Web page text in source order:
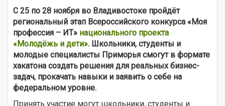
С 25 по 28 ноября во Владивостоке пройдёт
региональный этап Всероссийского конкурса «Моя
профессия – ИТ» национального проекта
«Молодёжь и дети». Школьники, студенты и
молодые специалисты Приморья смогут в формате
хакатона создать решения для реальных бизнес-
задач, прокачать навыки и заявить о себе на
федеральном уровне.
Принять участие могут школьники, студенты и